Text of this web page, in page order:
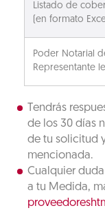
Listado de
(en formato
Poder Notarial
Representante
Tendrás
de los 30 días
de tu solicitud
mencionada.
Cualquier
a tu Medida,